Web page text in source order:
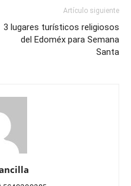
Artículo siguiente
3 lugares turísticos religiosos
del Edoméx para Semana
Santa